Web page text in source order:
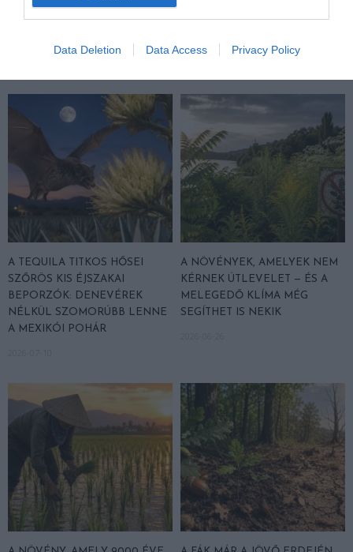
Data Deletion Data Access Privacy Policy
A KLÍMÁVAL: JÖNNEK AZ ÚJ
A TEQUILA TITKOS HŐSEI
SZŐRÖS KIS ÉJSZAKAI
BEPORZÓK: DENEVÉREK
NÉLKÜL SZOMORÚBB LENNE
A MEXIKÓI POHÁR
A NÖVÉNYEK, AMELYEK NEM
KÉRNEK ÚTLEVELET — ÉS A
MELEGEDŐ KLÍMA MÉG
SEGÍTHET IS NEKIK